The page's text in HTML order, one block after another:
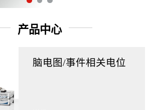
产品中心
脑电图/事件相关电位